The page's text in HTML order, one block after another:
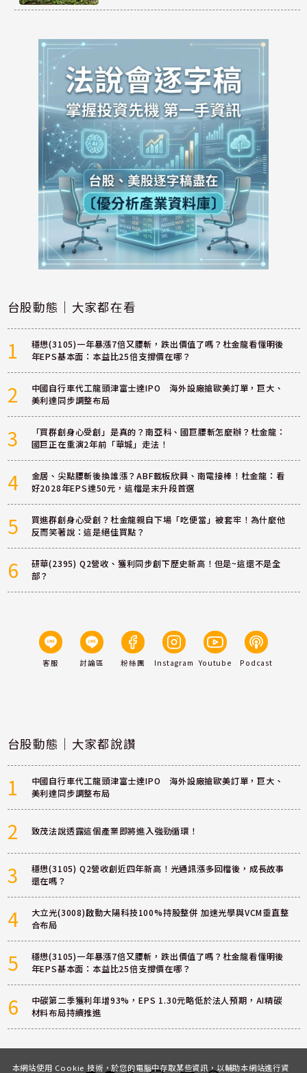
台股動態｜大家都在看
1
穩懋(3105)一年暴漲7倍又腰斬，跌出價值了嗎？杜金龍看懂明後
年EPS基本面：本益比25倍支撐價在哪？
2
中國自行車代工龍頭津富士達IPO 海外設廠搶歐美訂單，巨大、
美利達同步調整布局
3
「買群創身心受創」是真的？南亞科、國巨腰斬怎麼辦？杜金龍：
國巨正在重演2年前「華城」走法！
4
金居、尖點腰斬後換誰漲？ABF載板欣興、南電接棒！杜金龍：看
好2028年EPS達50元，這檔是末升段首選
5
買進群創身心受創？杜金龍親自下場「吃便當」被套牢！為什麼他
反而笑著說：這是絕佳買點？
6
研華(2395) Q2營收、獲利同步創下歷史新高！但是~這還不是全
部？
客服 討論區 粉絲團 Instagram Youtube Podcast
台股動態｜大家都說讚
1
中國自行車代工龍頭津富士達IPO 海外設廠搶歐美訂單，巨大、
美利達同步調整布局
2 致茂法說透露這個產業即將進入強勁循環！
3
穩懋(3105) Q2營收創近四年新高！光通訊漲多回檔後，成長故事
還在嗎？
4
大立光(3008)啟動大陽科技100%持股整併 加速光學與VCM垂直整
合布局
5
穩懋(3105)一年暴漲7倍又腰斬，跌出價值了嗎？杜金龍看懂明後
年EPS基本面：本益比25倍支撐價在哪？
6
中碳第二季獲利年增93%，EPS 1.30元略低於法人預期，AI精碳
材料布局持續推進
本網站使用 Cookie 技術，於您的電腦中存取某些資訊，以輔助本網站進行資